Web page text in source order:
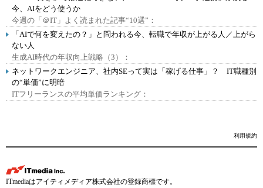
今、AIをどう使うか
今週の「＠IT」よく読まれた記事“10選”：
「AIで何を変えたの？」と問われる今、転職で年収が上がる人／上がら
ない人
生成AI時代の年収向上戦略（3）：
ネットワークエンジニア、社内SEって実は「稼げる仕事」？ IT職種別
の“単価”に明暗
ITフリーランスの平均単価ランキング：
利用規約
ITmediaはアイティメディア株式会社の登録商標です。